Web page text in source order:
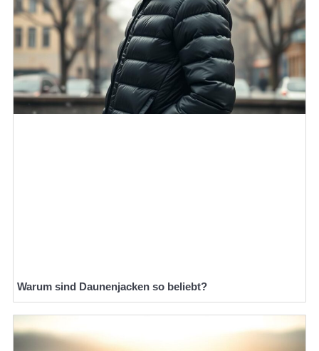
Warum sind Daunenjacken so beliebt?